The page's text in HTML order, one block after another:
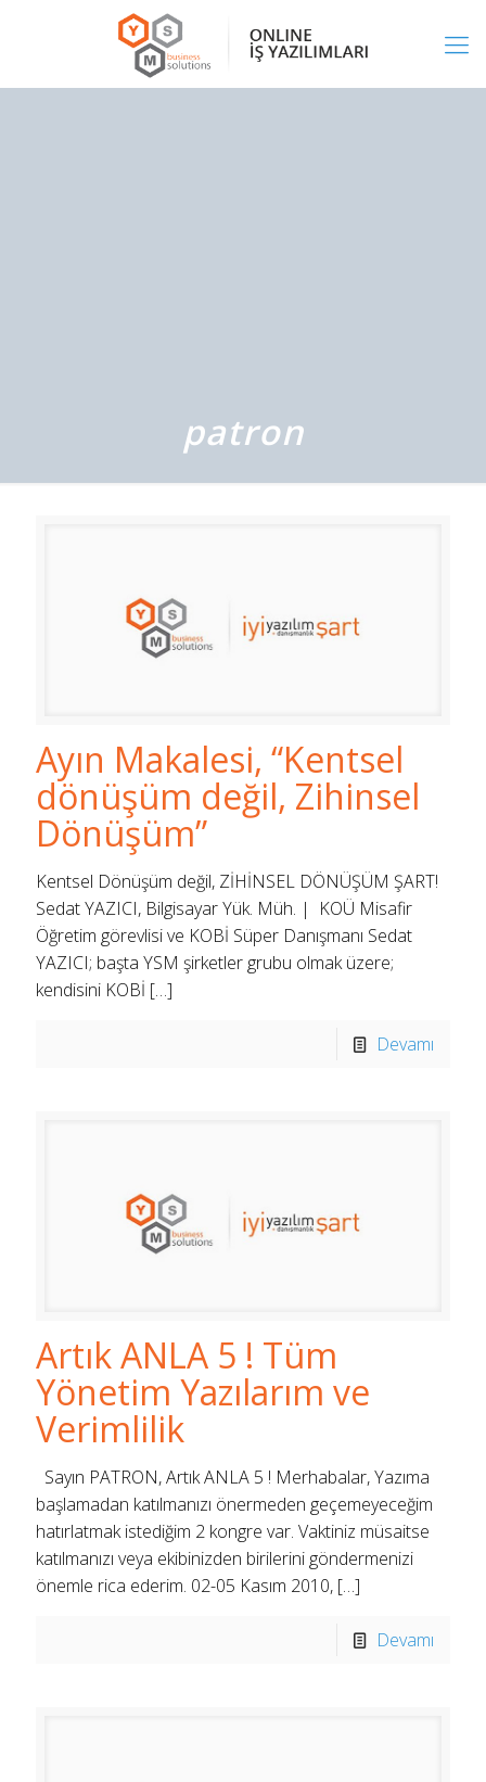
patron
Ayın Makalesi, “Kentsel
dönüşüm değil, Zihinsel
Dönüşüm”
Kentsel Dönüşüm değil, ZİHİNSEL DÖNÜŞÜM ŞART!
Sedat YAZICI, Bilgisayar Yük. Müh. | KOÜ Misafir
Öğretim görevlisi ve KOBİ Süper Danışmanı Sedat
YAZICI; başta YSM şirketler grubu olmak üzere;
kendisini KOBİ […]
Devamı
Artık ANLA 5 ! Tüm
Yönetim Yazılarım ve
Verimlilik
Sayın PATRON, Artık ANLA 5 ! Merhabalar, Yazıma
başlamadan katılmanızı önermeden geçemeyeceğim
hatırlatmak istediğim 2 kongre var. Vaktiniz müsaitse
katılmanızı veya ekibinizden birilerini göndermenizi
önemle rica ederim. 02-05 Kasım 2010, […]
Devamı